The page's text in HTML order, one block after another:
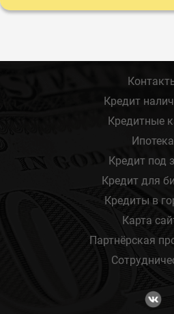
Кредит
Кредитные
Ипотека
Кредит под
Кредит для
Кредиты в
Карта
Партнёрская